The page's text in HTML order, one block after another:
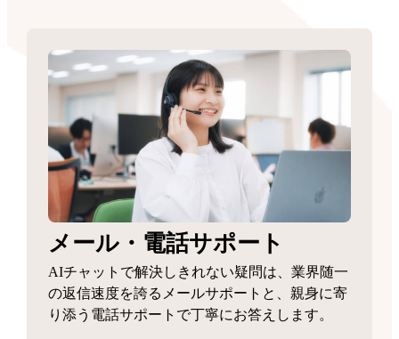
メール・電話サポート
AIチャットで解決しきれない疑問は、業界随一
の返信速度を誇るメールサポートと、親身に寄
り添う電話サポートで丁寧にお答えします。